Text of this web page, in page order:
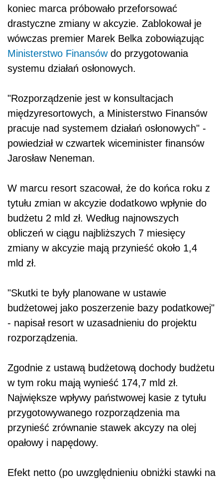
koniec marca próbowało przeforsować
drastyczne zmiany w akcyzie. Zablokował je
wówczas premier Marek Belka zobowiązując
Ministerstwo Finansówdo przygotowania
systemu działań osłonowych.
"Rozporządzenie jest w konsultacjach
międzyresortowych, a Ministerstwo Finansów
pracuje nad systemem działań osłonowych" -
powiedział w czwartek wiceminister finansów
Jarosław Neneman.
W marcu resort szacował, że do końca roku z
tytułu zmian w akcyzie dodatkowo wpłynie do
budżetu 2 mld zł. Według najnowszych
obliczeń w ciągu najbliższych 7 miesięcy
zmiany w akcyzie mają przynieść około 1,4
mld zł.
"Skutki te były planowane w ustawie
budżetowej jako poszerzenie bazy podatkowej"
- napisał resort w uzasadnieniu do projektu
rozporządzenia.
Zgodnie z ustawą budżetową dochody budżetu
w tym roku mają wynieść 174,7 mld zł.
Największe wpływy państwowej kasie z tytułu
przygotowywanego rozporządzenia ma
przynieść zrównanie stawek akcyzy na olej
opałowy i napędowy.
Efekt netto (po uwzględnieniu obniżki stawki na